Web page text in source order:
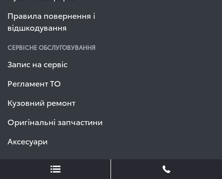
Правила повернення і
відшкодування
СЕРВІСНЕ ОБСЛУГОВУВАННЯ
Запис на сервіс
Регламент ТО
Кузовний ремонт
Оригінальні запчастини
Аксесуари